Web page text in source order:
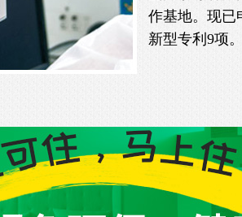
作基地。现已
新型专利9项